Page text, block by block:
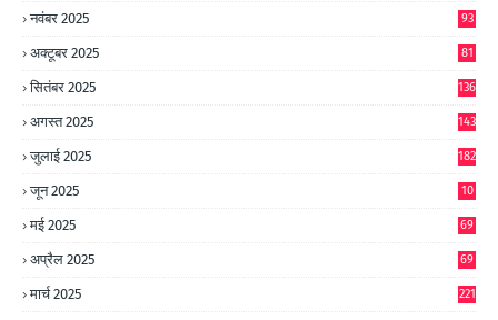
नवंबर 2025 93
अक्टूबर 2025 81
सितंबर 2025 136
अगस्त 2025 143
जुलाई 2025 182
जून 2025
10
मई 2025 69
अप्रैल 2025 69
मार्च 2025 221